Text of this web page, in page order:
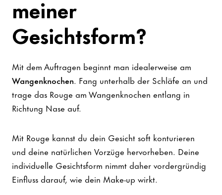
meiner
Gesichtsform?
Mit dem Auftragen beginnt man idealerweise am
Wangenknochen. Fang unterhalb der Schläfe an und
trage das Rouge am Wangenknochen entlang in
Richtung Nase auf.
Mit Rouge kannst du dein Gesicht soft konturieren
und deine natürlichen Vorzüge hervorheben. Deine
individuelle Gesichtsform nimmt daher vordergründig
Einfluss darauf, wie dein Make-up wirkt.